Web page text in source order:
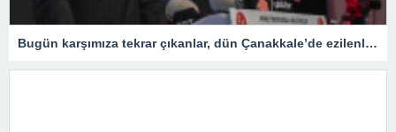
Bugün karşımıza tekrar çıkanlar, dün Çanakkale’de ezilenlerdir